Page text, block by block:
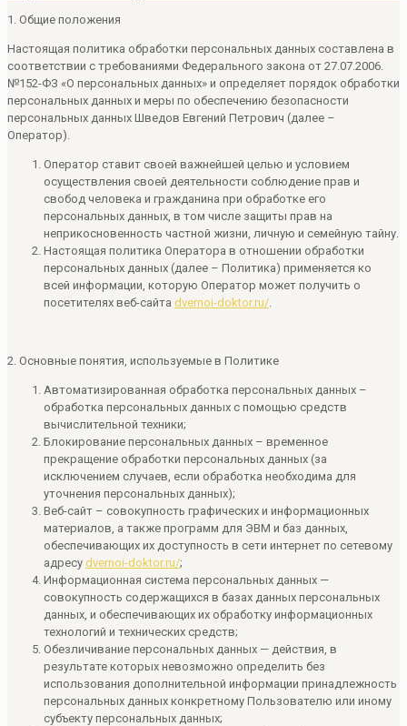
1. Общие положения
Настоящая политика обработки персональных данных составлена в
соответствии с требованиями Федерального закона от 27.07.2006.
№152-ФЗ «О персональных данных» и определяет порядок обработки
персональных данных и меры по обеспечению безопасности
персональных данных Шведов Евгений Петрович (далее –
Оператор).
Оператор ставит своей важнейшей целью и условием
осуществления своей деятельности соблюдение прав и
свобод человека и гражданина при обработке его
персональных данных, в том числе защиты прав на
неприкосновенность частной жизни, личную и семейную тайну.
Настоящая политика Оператора в отношении обработки
персональных данных (далее – Политика) применяется ко
всей информации, которую Оператор может получить о
посетителях веб-сайта dvernoi-doktor.ru/.
2. Основные понятия, используемые в Политике
Автоматизированная обработка персональных данных –
обработка персональных данных с помощью средств
вычислительной техники;
Блокирование персональных данных – временное
прекращение обработки персональных данных (за
исключением случаев, если обработка необходима для
уточнения персональных данных);
Веб-сайт – совокупность графических и информационных
материалов, а также программ для ЭВМ и баз данных,
обеспечивающих их доступность в сети интернет по сетевому
адресу dvernoi-doktor.ru/;
Информационная система персональных данных —
совокупность содержащихся в базах данных персональных
данных, и обеспечивающих их обработку информационных
технологий и технических средств;
Обезличивание персональных данных — действия, в
результате которых невозможно определить без
использования дополнительной информации принадлежность
персональных данных конкретному Пользователю или иному
субъекту персональных данных;